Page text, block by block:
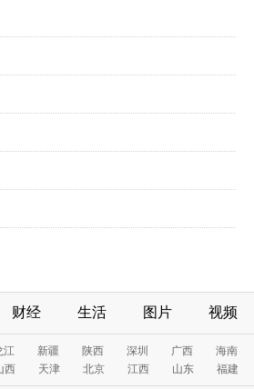
财经 生活 图片 视频
江 新疆 陕西 深圳 广西 海南
西 天津 北京 江西 山东 福建